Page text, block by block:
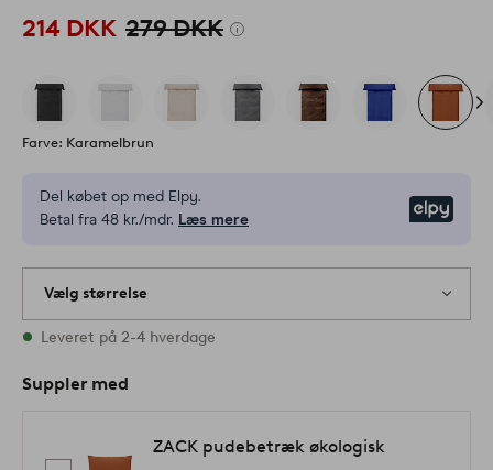
214 DKK 279 DKK
Farve: Karamelbrun
Del købet op med Elpy.
Betal fra 48 kr./mdr. Læs mere
Vælg størrelse
Alle størrelser er på lager
Leveret på 2-4 hverdage
Suppler med
ZACK pudebetræk økologisk